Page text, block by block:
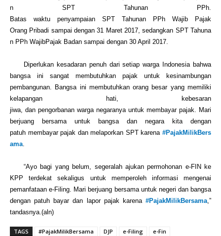
n SPT Tahunan PPh.
Batas waktu penyampaian SPT Tahunan PPh Wajib Pajak
Orang Pribadi sampaidengan 31 Maret2017,sedangkan SPTTahuna
n PPh WajibPajak Badan sampai dengan 30 April 2017.
Diperlukan kesadaran penuh dari setiap warga Indonesia bahwa
bangsa ini sangat membutuhkan pajak untuk
kesinambungan
pembangunan. Bangsa ini membutuhkan orang besar yang memiliki
kelapangan hati,
kebesaran
jiwa, dan pengorbanan warga negaranya untuk membayar pajak. Mari
berjuang bersama untuk bangsa
dan negara kita dengan
patuh mem bayarpajak danme laporkan SPTkarena#PajakMilikBers
ama.
“Ayo bagi yang belum, segeralah ajukan permohonan e-FIN ke
KPP terdekat sekaligus untuk memperoleh informasi mengenai
pemanfataan e-Filing. Mari berjuang bersama untuk negeri dan bangsa
dengan patuh bayar dan lapor pajak karena #PajakMilikBersama,”
tandasnya.(aln)
TAGS #PajakMilikBersama DJP e-Filing e-Fin